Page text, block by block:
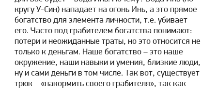
кругу У-Син) нападает на огонь Инь, а это прямое
богатство для элемента личности, т.е. убивает
его. Часто под грабителем богатства понимают:
потери и неожиданные траты, но это относится не
только к деньгам. Наше богатство – это наше
окружение, наши навыки и умения, близкие люди,
ну и сами деньги в том числе. Так вот, существует
трюк – «накормить своего грабителя», так как